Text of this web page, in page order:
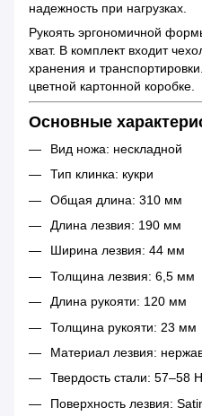
надежность при нагрузках.
Рукоять эргономичной
хват. В комплект входит
хранения и
цветной картонной коробке.
Основные
Вид ножа: нескладной
Тип клинка: кукри
Общая длина: 310 мм
Длина лезвия: 190 мм
Ширина лезвия: 44 мм
Толщина лезвия: 6,5 мм
Длина рукояти: 120 мм
Толщина рукояти: 23 мм
Материал лезвия:
Твердость стали: 57–58
Поверхность лезвия: